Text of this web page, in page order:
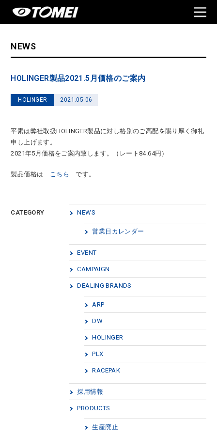
NEWS
HOLINGER製品2021.5月価格のご案内
HOLINGER 2021.05.06
平素は弊社取扱HOLINGER製品に対し格別のご高配を賜り厚く御礼
申し上げます。
2021年5月価格をご案内致します。（レート84.64円）
製品価格は こちら です。
CATEGORY NEWS
営業日カレンダー
EVENT
CAMPAIGN
DEALING BRANDS
ARP
DW
HOLINGER
PLX
RACEPAK
採用情報
PRODUCTS
生産廃止